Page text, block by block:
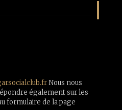
Nous nous
également sur les
formulaire de la page